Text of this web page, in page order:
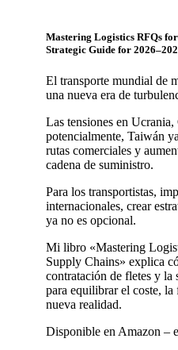
Mastering Logistics RFQs
Strategic Guide for
El transporte mundial de
una nueva era de
Las tensiones en
potencialmente, Taiwán
rutas comerciales y
cadena de suministro.
Para los transportistas,
internacionales, crear
ya no es opcional.
Mi libro «Mastering
Supply Chains» explica
contratación de fletes y la
para equilibrar el coste,
nueva realidad.
Disponible en Amazon –